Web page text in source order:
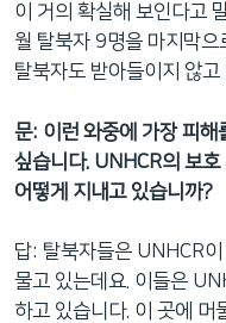
이 거의 확실해 보인다고
월 탈북자 9명을 마지막으
탈북자도 받아들이지 않고
문: 이런 와중에 가장 피해
싶습니다. UNHCR의 보호
어떻게 지내고 있습니까?
답: 탈북자들은 UNHCR
물고 있는데요. 이들은
하고 있습니다. 이 곳에 머